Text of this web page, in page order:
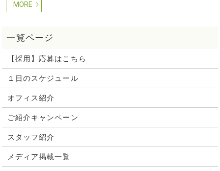
MORE
【採用】応募はこちら
１日のスケジュール
オフィス紹介
ご紹介キャンペーン
スタッフ紹介
メディア掲載一覧